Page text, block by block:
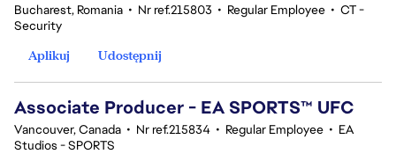
Bucharest, Romania • Nr ref.215803 • Regular Employee • CT -
Security
Aplikuj
Udostępnij
Associate Producer - EA SPORTS™ UFC
Vancouver, Canada • Nr ref.215834 • Regular Employee • EA
Studios - SPORTS